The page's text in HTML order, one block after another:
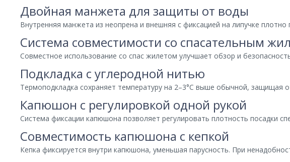
Двойная манжета для защиты от воды
Внутренняя манжета из неопрена и внешняя с фиксацией на липучке
Система совместимости со спасательным
Совместное использование со спас жилетом улучшает обзор и
Подкладка с углеродной нитью
Термоподкладка сохраняет температуру на 2–3°C выше обычной, защищая
Капюшон с регулировкой одной рукой
Система фиксации капюшона позволяет регулировать плотность посадки
Совместимость капюшона с кепкой
Кепка фиксируется внутри капюшона, уменьшая парусность. При